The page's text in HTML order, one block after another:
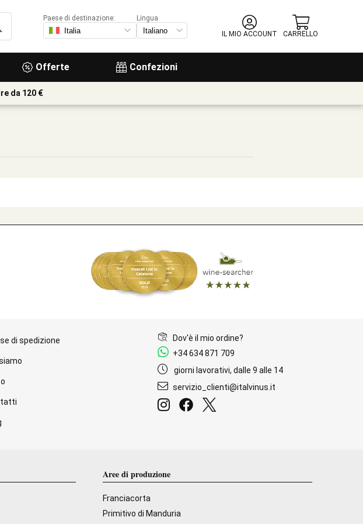
Offerte Confezioni
Paese di destinazione:
Lingua
IL MIO ACCOUNT
CARRELLO
da 120 €
di spedizione
Dov'è il mio ordine?
+34 634 871 709
giorni lavorativi, dalle 9 alle 14
servizio_clienti@italvinus.it
Aree di produzione
Franciacorta
Primitivo di Manduria